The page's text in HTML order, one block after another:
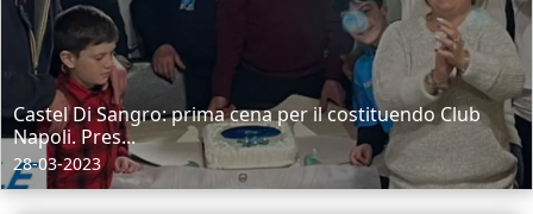
Castel Di Sangro: prima cena per il costituendo Club
Napoli. Pres...
28-03-2023